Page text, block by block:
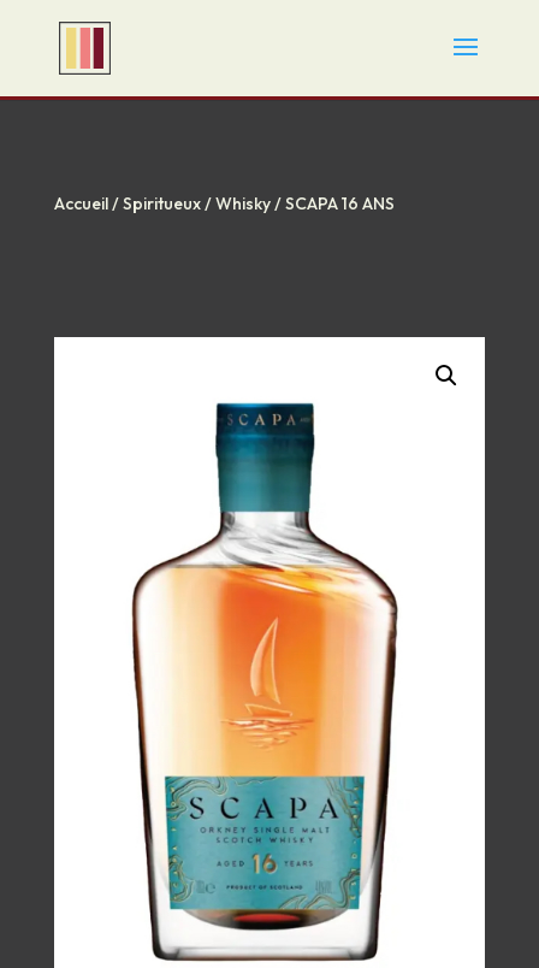
Accueil/Spiritueux/Whisky/ SCAPA 16 ANS